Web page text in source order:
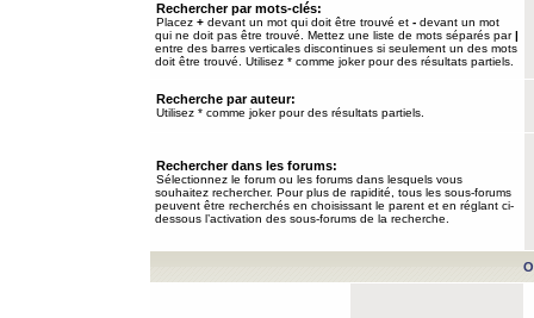
Rechercher par mots-clés:
Placez + devant un mot qui doit être trouvé et - devant un mot
qui ne doit pas être trouvé. Mettez une liste de mots séparés par|
entre des barres verticales discontinues si seulement un des mots
doit être trouvé. Utilisez * comme joker pour des résultats partiels.
Recherche par auteur:
Utilisez * comme joker pour des résultats partiels.
Rechercher dans les forums:
Sélectionnez le forum ou les forums dans lesquels vous
souhaitez rechercher. Pour plus de rapidité, tous les sous-forums
peuvent être recherchés en choisissant le parent et en réglant ci-
dessous l’activation des sous-forums de la recherche.